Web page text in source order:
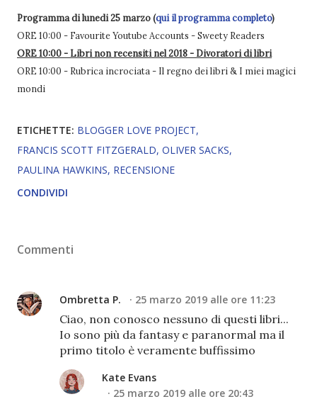
Programma di lunedi 25 marzo (qui il programma completo)
ORE 10:00 - Favourite Youtube Accounts - Sweety Readers
ORE 10:00 - Libri non recensiti nel 2018 - Divoratori di libri
ORE 10:00 - Rubrica incrociata - Il regno dei libri & I miei magici
mondi
ETICHETTE: BLOGGER LOVE PROJECT
FRANCIS SCOTT FITZGERALD OLIVER SACKS
PAULINA HAWKINS RECENSIONE
CONDIVIDI
Commenti
Ombretta P. 25 marzo 2019 alle ore 11:23
Ciao, non conosco nessuno di questi libri...
Io sono più da fantasy e paranormal ma il
primo titolo è veramente buffissimo
Kate Evans
25 marzo 2019 alle ore 20:43